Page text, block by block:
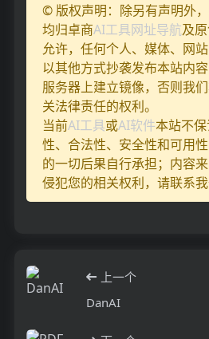
© 版权声明：除另有声明外
均归卓商AI工具网址导航及
允许，任何个人、媒体、网
以其他方式抄袭发布本站内
服务器上建立镜像，否则我
关法律责任的权利。
当前AI工具或AI软件本站不
性、合法性、安全性和可用
的一切后果自行承担；内容
侵犯您的相关权利，请联系我
上一个
DanAI